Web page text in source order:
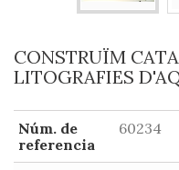
CONSTRUÏM
LITOGRAFIES
Núm. de
referencia
60234